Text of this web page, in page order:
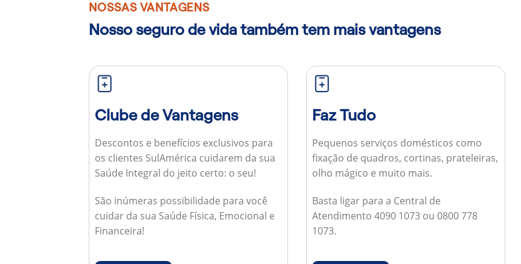
NOSSAS VANTAGENS
Nosso seguro de vida também tem mais vantagens
Clube de Vantagens
Descontos e benefícios exclusivos para
os clientes SulAmérica cuidarem da sua
Saúde Integral do jeito certo: o seu!
São inúmeras possibilidade para você
cuidar da sua Saúde Física, Emocional e
Financeira!
Faz Tudo
Pequenos serviços domésticos como
fixação de quadros, cortinas, prateleiras,
olho mágico e muito mais.
Basta ligar para a Central de
Atendimento 4090 1073 ou 0800 778
1073.